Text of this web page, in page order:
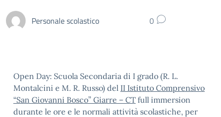
Personale scolastico 0
Open Day: Scuola Secondaria di I grado (R. L.
Montalcini e M. R. Russo) del II Istituto Comprensivo
“San Giovanni Bosco” Giarre – CT full immersion
durante le ore e le normali attività scolastiche, per